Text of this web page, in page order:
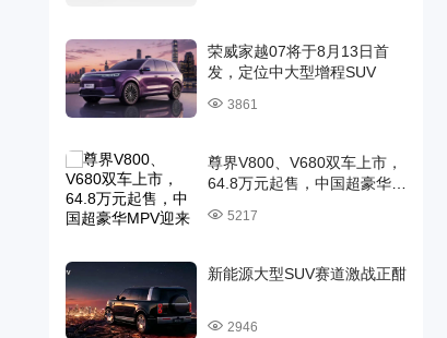
荣威家越07将于8月13日首
发，定位中大型增程SUV
3861
尊界V800、V680双车上市，
64.8万元起售，中国超豪华
5217
新能源大型SUV赛道激战正酣
2946